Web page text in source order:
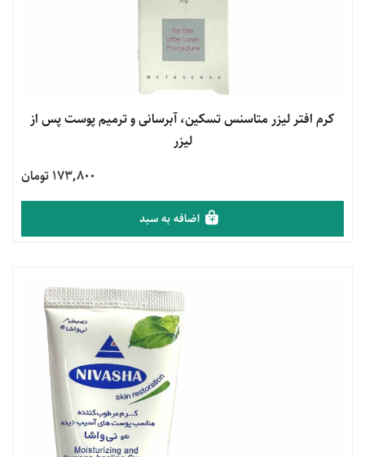
مشاهده محصول
کرم افتر لیزر متاسنس تسکین، آبرسانی و ترمیم پوست پس از
لیزر
173,800 تومان
اضافه به سبد